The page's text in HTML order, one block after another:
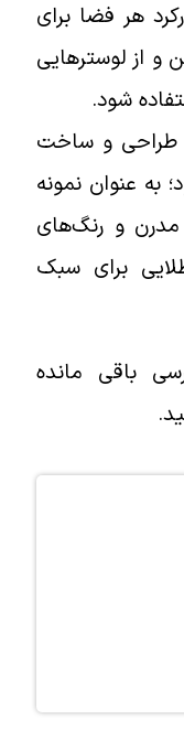
هر فضا برای
لوسترهایی
شود.
و ساخت
عنوان نمونه
و رنگ‌های
برای سبک
باقی مانده